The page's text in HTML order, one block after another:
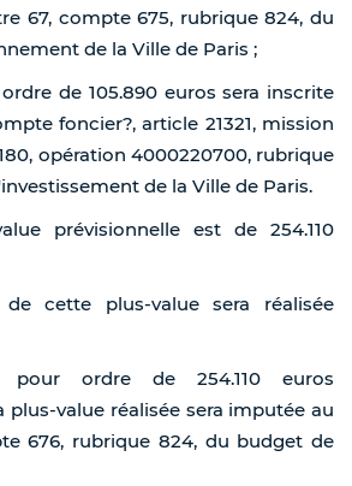
67, compte 675, rubrique 824, du
de la Ville de Paris ;
de 105.890 euros sera inscrite
foncier?, article 21321, mission
opération 4000220700, rubrique
de la Ville de Paris.
prévisionnelle est de 254.110
de cette plus-value sera réalisée
ordre de 254.110 euros
plus-value réalisée sera imputée au
676, rubrique 824, du budget de